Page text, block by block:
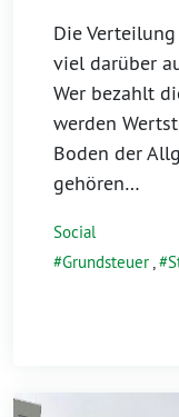
Die
viel darüber
Wer bezahlt
werden
Boden der
gehören…
Social
Grundsteuer